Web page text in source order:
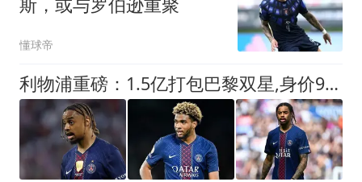
懂球帝
利物浦重磅：1.5亿打包巴黎双星,身价9000万+3000万,彻底提升边路